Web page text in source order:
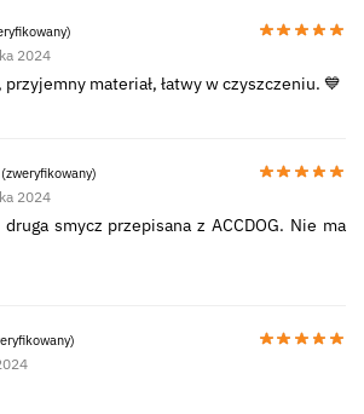
2024
przyjemny materiał, łatwy w czyszczeniu. 💙
(zweryfikowany)
2024
smycz przepisana z ACCDOG. Nie ma